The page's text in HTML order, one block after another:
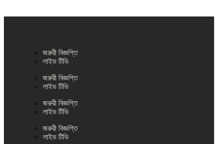
জরুরী বিজ্ঞপ্তি
লাইভ টিভি
জরুরী বিজ্ঞপ্তি
লাইভ টিভি
জরুরী বিজ্ঞপ্তি
লাইভ টিভি
জরুরী বিজ্ঞপ্তি
লাইভ টিভি